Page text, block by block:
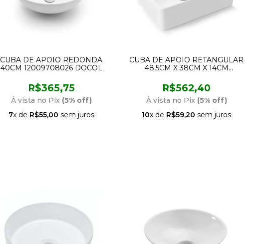
CUBA DE APOIO REDONDA
40CM 12009708026 DOCOL
R$365,75
À vista no Pix (5% off)
7x de R$55,00 sem juros
CUBA DE APOIO RETANGULAR
48,5CM X 38CM X 14CM
R$562,40
À vista no Pix (5% off)
10x de R$59,20 sem juros